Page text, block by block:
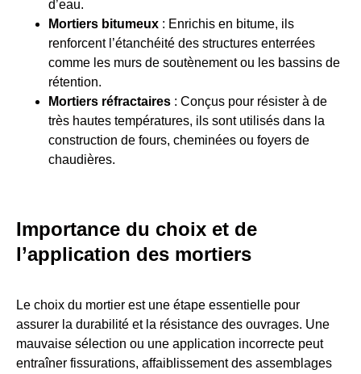
d’eau.
Mortiers bitumeux : Enrichis en bitume, ils
renforcent l’étanchéité des structures enterrées
comme les murs de soutènement ou les bassins de
rétention.
Mortiers réfractaires : Conçus pour résister à de
très hautes températures, ils sont utilisés dans la
construction de fours, cheminées ou foyers de
chaudières.
Importance du choix et de
l’application des mortiers
Le choix du mortier est une étape essentielle pour
assurer la durabilité et la résistance des ouvrages. Une
mauvaise sélection ou une application incorrecte peut
entraîner fissurations, affaiblissement des assemblages